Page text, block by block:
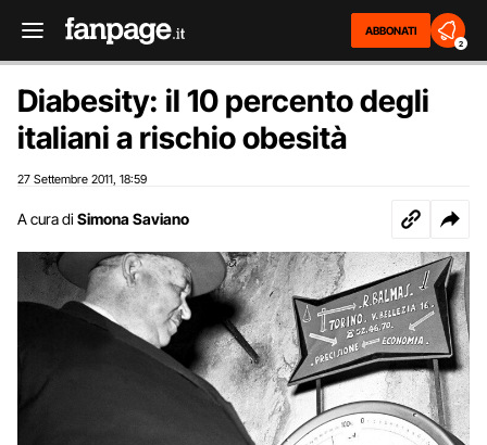
ABBONATI
2
Diabesity: il 10 percento degli
italiani a rischio obesità
27 Settembre 2011 18:59
A cura di Simona Saviano